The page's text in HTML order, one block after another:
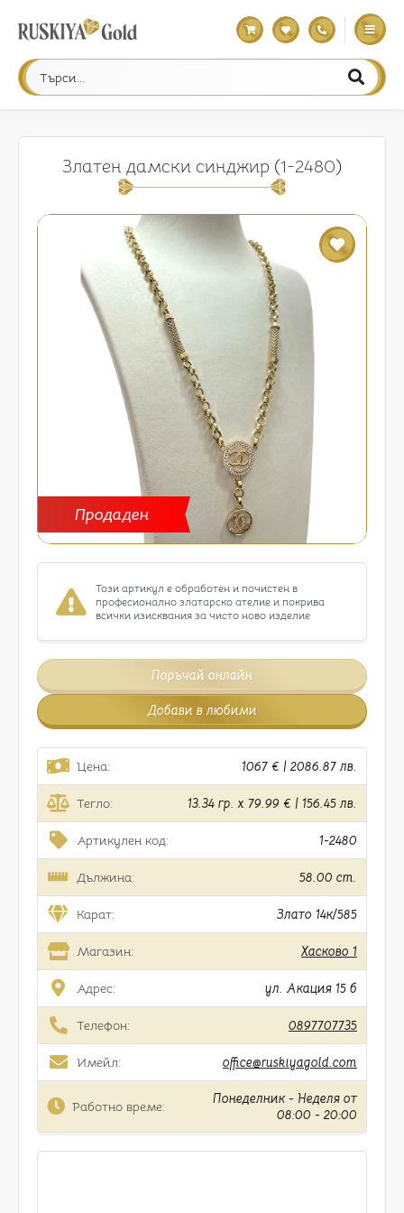
Златен дамски синджир (1-2480)
Продаден
Този артикул е обработен и почистен в
професионално златарско ателие и покрива
всички изисквания за чисто ново изделие
Поръчай онлайн
Добави в любими
Цена: 1067 € | 2086.87 лв.
Тегло: 13.34 гр. x 79.99 € | 156.45 лв.
Артикулен код: 1-2480
Дължина: 58.00 cm.
Карат: Злато 14к/585
Магазин: Хасково 1
Адрес: ул. Акация 15 б
Телефон: 0897707735
Имейл: office@ruskiyagold.com
Работно време:
Понеделник - Неделя от
08:00 - 20:00